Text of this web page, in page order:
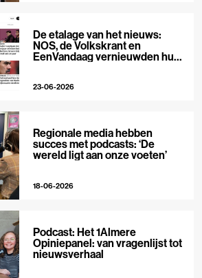
De etalage van het nieuws:
NOS, de Volkskrant en
EenVandaag vernieuwden hun
23-06-2026
Regionale media hebben
succes met podcasts: ‘De
wereld ligt aan onze voeten’
18-06-2026
Podcast: Het 1Almere
Opiniepanel: van vragenlijst tot
nieuwsverhaal